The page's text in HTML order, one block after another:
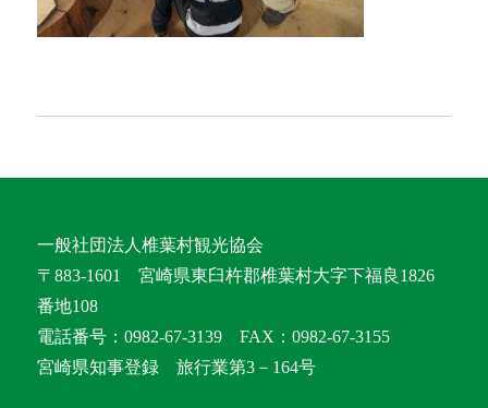
一般社団法人椎葉村観光協会
〒883-1601 宮崎県東臼杵郡椎葉村大字下福良1826
番地108
電話番号：0982-67-3139 FAX：0982-67-3155
宮崎県知事登録 旅行業第3－164号